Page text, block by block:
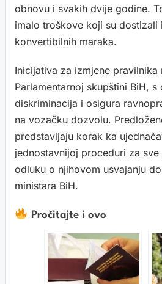
obnovu i svakih dvije godine.
imalo troškove koji su dostizali
konvertibilnih maraka.
Inicijativa za izmjene pravilnika
Parlamentarnoj skupštini BiH,
diskriminacija i osigura
na vozačku dozvolu.
predstavljaju korak ka
jednostavnijoj proceduri za
odluku o njihovom usvajanju
ministara BiH.
Pročitajte i ovo